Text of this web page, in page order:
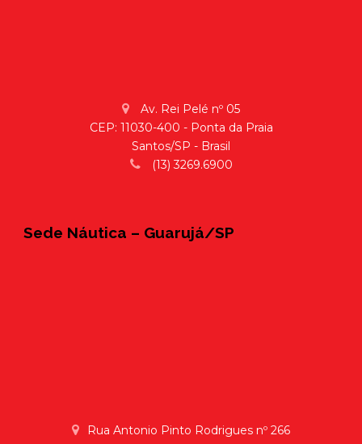
Av. Rei Pelé nº 05
CEP: 11030-400 - Ponta da Praia
Santos/SP - Brasil
(13) 3269.6900
Sede Náutica – Guarujá/SP
Rua Antonio Pinto Rodrigues nº 266